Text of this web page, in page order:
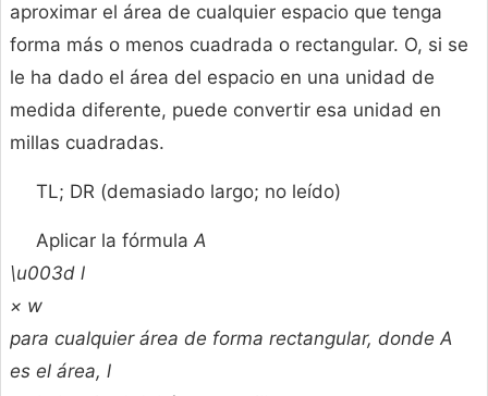
aproximar el área de cualquier espacio que tenga
forma más o menos cuadrada o rectangular. O, si se
le ha dado el área del espacio en una unidad de
medida diferente, puede convertir esa unidad en
millas cuadradas.
TL; DR (demasiado largo; no leído)
Aplicar la fórmula A
\u003d l
× w
para cualquier área de forma rectangular, donde A
es el área, l